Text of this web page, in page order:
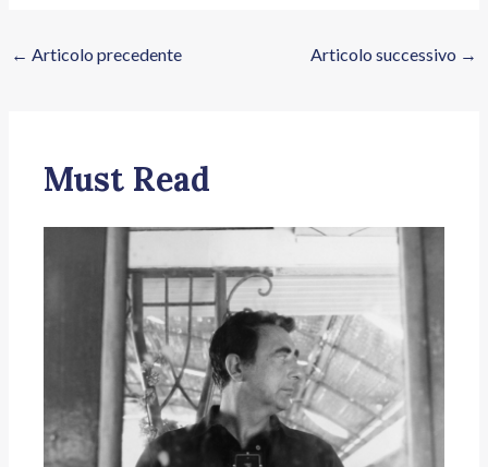
← Articolo precedente Articolo successivo →
Must Read